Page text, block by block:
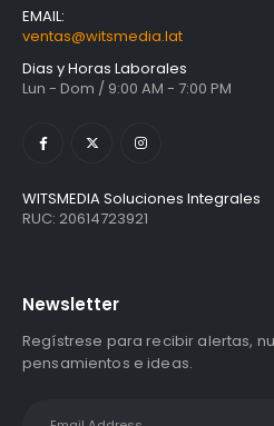
EMAIL:
ventas@witsmedia.lat
Dias y Horas Laborales
Lun - Dom / 9:00 AM - 7:00 PM
WITSMEDIA Soluciones Integrales
RUC: 20614723921
Newsletter
Regístrese para recibir alertas,
pensamientos e ideas.